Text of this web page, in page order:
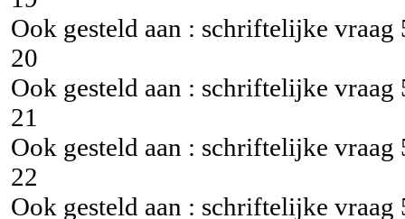
Ook gesteld aan : schriftelijke vraag
20
Ook gesteld aan : schriftelijke vraag
21
Ook gesteld aan : schriftelijke vraag
22
Ook gesteld aan : schriftelijke vraag